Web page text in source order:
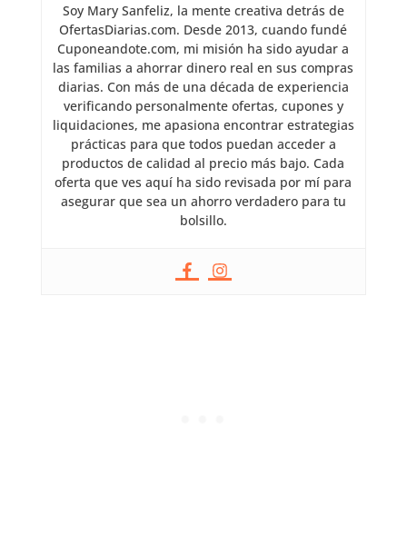
Soy Mary Sanfeliz, la mente creativa detrás de
OfertasDiarias.com. Desde 2013, cuando fundé
Cuponeandote.com, mi misión ha sido ayudar a
las familias a ahorrar dinero real en sus compras
diarias. Con más de una década de experiencia
verificando personalmente ofertas, cupones y
liquidaciones, me apasiona encontrar estrategias
prácticas para que todos puedan acceder a
productos de calidad al precio más bajo. Cada
oferta que ves aquí ha sido revisada por mí para
asegurar que sea un ahorro verdadero para tu
bolsillo.